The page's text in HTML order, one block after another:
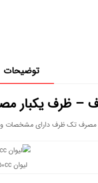
توضیحات
لیوان 450cc شفاف – ظرف یکبار مصرف تک ظرف